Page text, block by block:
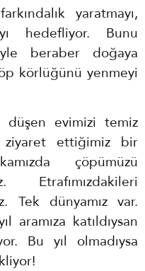
yaratmayı,
hedefliyor. Bunu
beraber doğaya
körlüğünü yenmeyi
düşen evimizi temiz
ziyaret ettiğimiz bir
çöpümüzü
Etrafımızdakileri
Tek dünyamız var.
aramıza katıldıysan
Bu yıl olmadıysa